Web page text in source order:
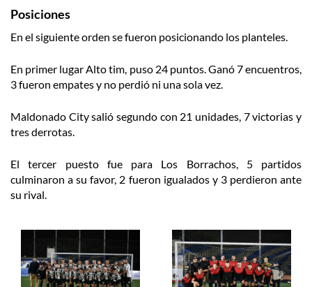
Posiciones
En el siguiente orden se fueron posicionando los planteles.
En primer lugar Alto tim, puso 24 puntos. Ganó 7 encuentros,
3 fueron empates y no perdió ni una sola vez.
Maldonado City salió segundo con 21 unidades, 7 victorias y
tres derrotas.
El tercer puesto fue para Los Borrachos, 5 partidos
culminaron a su favor, 2 fueron igualados y 3 perdieron ante
su rival.